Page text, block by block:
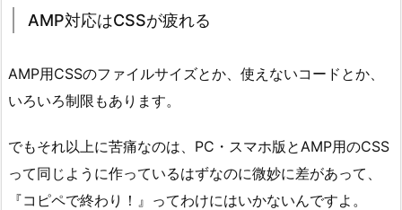
AMP対応はCSSが疲れる
AMP用CSSのファイルサイズとか、使えないコードとか、
いろいろ制限もあります。
でもそれ以上に苦痛なのは、PC・スマホ版とAMP用のCSS
って同じように作っているはずなのに微妙に差があって、
『コピペで終わり！』ってわけにはいかないんですよ。